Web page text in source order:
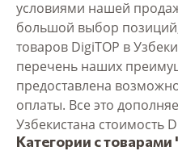
условиями нашей
большой выбор позиций,
товаров DigiTOP в
перечень наших
предоставлена
оплаты. Все это
Узбекистана стоимость
Категории с